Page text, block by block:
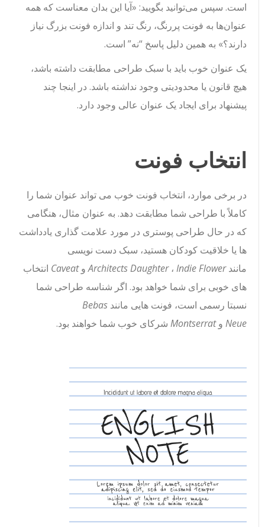
است. سپس می‌توانید بگویید: «آیا این بدان معناست که همه
عنوان‌ها به فونت پررنگ، رنگ تند و اندازه فونت بزرگ نیاز
دارند؟» به همین دلیل پاسخ “نه” است.
یک عنوان خوب باید با سبک طراحی مطابقت داشته باشد،
هیچ قانون یا محدودیتی وجود نداشته باشد. در اینجا چند
پیشنهاد برای ایجاد یک عنوان عالی وجود دارد.
انتخاب فونت
در برخی موارد، انتخاب فونت خوب می تواند عنوان شما را
کاملاً با طراحی شما مطابقت دهد. به عنوان مثال، هنگامی
که در حال طراحی پوستری در مورد علامت گذاری یادداشت
ها یا خلاقیت کودکان هستید، سبک دست نویسی
مانند
Architects Daughter ،Indie Flower وCaveatانتخاب
های خوبی برای شما خواهد بود. اگر شناسه طراحی شما
نسبتا رسمی است، فونت هایی مانندBebas
Neueو Montserratشرکای خوب شما خواهند بود.